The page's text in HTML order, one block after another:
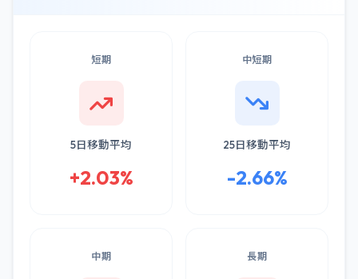
短期
5日移動平均
+2.03%
中短期
25日移動平均
-2.66%
中期 長期